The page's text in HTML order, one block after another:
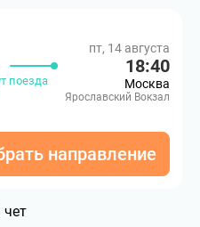
поезда
пт, 14 августа
18:40
Москва
Ярославский Вокзал
направление
чет